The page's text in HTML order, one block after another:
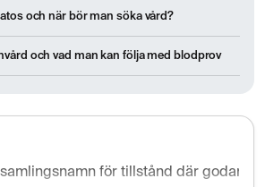
och när bör man söka vård?
och vad man kan följa med blodprov
för tillstånd där